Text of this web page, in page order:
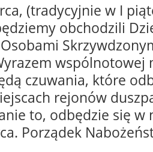
(tradycyjnie w I
obchodzili
wspólnotowej
czuwania, które
rejonów
to, odbędzie się w
Porządek